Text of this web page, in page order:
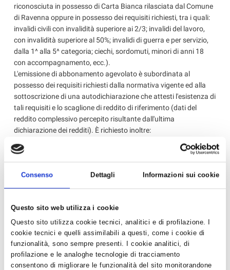
Consenso Dettagli Informazioni sui cookie
Questo sito web utilizza i cookie
Questo sito utilizza cookie tecnici, analitici e di profilazione. I
cookie tecnici e quelli assimilabili a questi, come i cookie di
funzionalità, sono sempre presenti. I cookie analitici, di
profilazione e le analoghe tecnologie di tracciamento
consentono di migliorare le funzionalità del sito monitorandone
riconosciuta in possesso di Carta Bianca rilasciata dal Comune
di Ravenna oppure in possesso dei requisiti richiesti, tra i quali:
invalidi civili con invalidità superiore ai 2/3; invalidi del lavoro,
con invalidità superiore al 50%; invalidi di guerra e per servizio,
dalla 1^ alla 5^ categoria; ciechi, sordomuti, minori di anni 18
con accompagnamento, ecc.).
L'emissione di abbonamento agevolato è subordinata al
possesso dei requisiti richiesti dalla normativa vigente ed alla
sottoscrizione di una autodichiarazione che attesti l'esistenza di
tali requisiti e lo scaglione di reddito di riferimento (dati del
reddito complessivo percepito risultante dall'ultima
dichiarazione dei redditi). È richiesto inoltre:
• in caso di rinnovo, esibizione della tessera di riconoscimento
elettronica MiMuovo o PostePay&Go (oppure della tessera di
riconoscimento cartacea + n. 1 fototessera); in caso di primo
abbonamento, n. 2 fototessera;
L'abbonamento agevolato vale per 12 mesi; per viaggiare in
regola, l'abbonamento cartaceo deve essere sempre
accompagnato dalla tessera personale di riconoscimento.
Per chi effettua l'acquisto presso il Punto Bus (rinnovo o prima
emissione), l'abbonamento verrà direttamente "caricato" sulla